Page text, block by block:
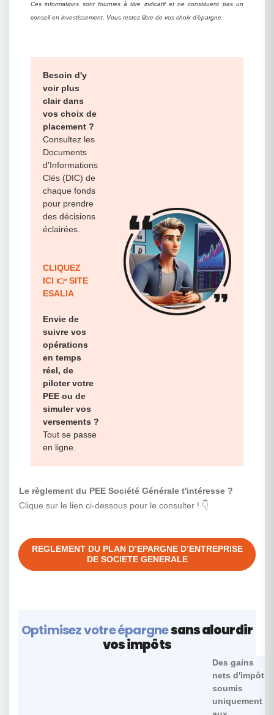
Ces informations sont fournies à titre indicatif et ne constituent pas un
conseil en investissement. Vous restez libre de vos choix d'épargne.
Besoin d'y
voir plus
clair dans
vos choix de
placement ?
Consultez les
Documents
d'Informations
Clés (DIC) de
chaque fonds
pour prendre
des décisions
éclairées.
CLIQUEZ
ICI 👉 SITE
ESALIA
Envie de
suivre vos
opérations
en temps
réel, de
piloter votre
PEE ou de
simuler vos
versements ?
Tout se passe
en ligne.
Le règlement du PEE Société Générale t'intéresse ?
Clique sur le lien ci-dessous pour le consulter ! 👇
REGLEMENT DU PLAN D’EPARGNE D’ENTREPRISE
DE SOCIETE GENERALE
Optimisez votre épargnesans alourdir
vos impôts
Des gains
nets d'impôt,
soumis
uniquement